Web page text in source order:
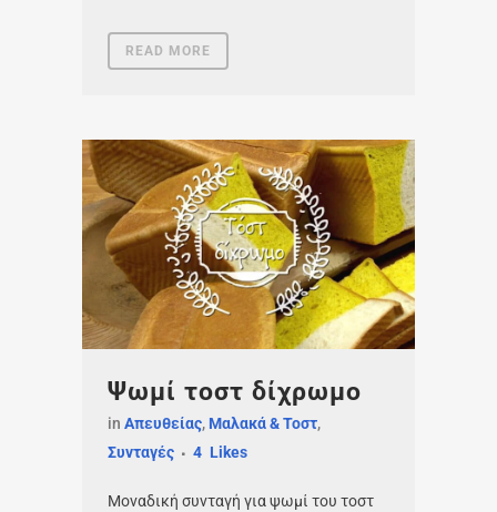
READ MORE
Ψωμί τοστ δίχρωμο
in Απευθείας, Μαλακά & Τοστ,
Συνταγές
4 Likes
Μοναδική συνταγή για ψωμί του τοστ